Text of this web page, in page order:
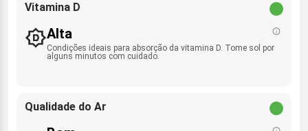
Vitamina D
Alta
Condições ideais para absorção da vitamina D. Tome sol por
alguns minutos com cuidado.
Qualidade do Ar